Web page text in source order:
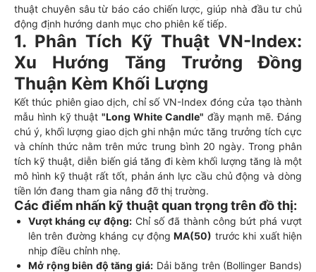
thuật chuyên sâu từ báo cáo chiến lược, giúp nhà đầu tư chủ
động định hướng danh mục cho phiên kế tiếp.
1. Phân Tích Kỹ Thuật VN-Index:
Xu Hướng Tăng Trưởng Đồng
Thuận Kèm Khối Lượng
Kết thúc phiên giao dịch, chỉ số VN-Index đóng cửa tạo thành
mẫu hình kỹ thuật"Long White Candle" đầy mạnh mẽ. Đáng
chú ý, khối lượng giao dịch ghi nhận mức tăng trưởng tích cực
và chính thức nằm trên mức trung bình 20 ngày. Trong phân
tích kỹ thuật, diễn biến giá tăng đi kèm khối lượng tăng là một
mô hình kỹ thuật rất tốt, phản ánh lực cầu chủ động và dòng
tiền lớn đang tham gia nâng đỡ thị trường.
Các điểm nhấn kỹ thuật quan trọng trên đồ thị:
Vượt kháng cự động: Chỉ số đã thành công bứt phá vượt
lên trên đường kháng cự độngMA(50) trước khi xuất hiện
nhịp điều chỉnh nhẹ.
Mở rộng biên độ tăng giá: Dải băng trên (Bollinger Bands)